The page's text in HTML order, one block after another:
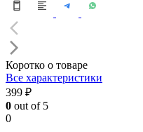
Коротко о товаре
Все характеристики
399 ₽
0 out of 5
0